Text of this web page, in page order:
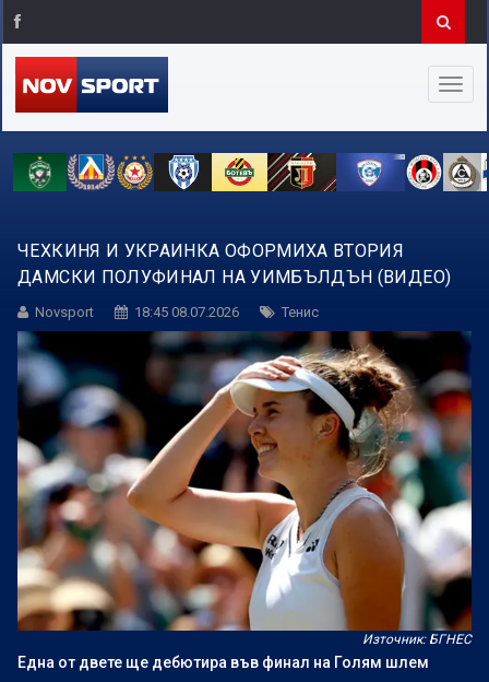
ЧЕХКИНЯ И УКРАИНКА ОФОРМИХА ВТОРИЯ
ДАМСКИ ПОЛУФИНАЛ НА УИМБЪЛДЪН (ВИДЕО)
Novsport 18:45 08.07.2026 Тенис
Източник: БГНЕС
Една от двете ще дебютира във финал на Голям шлем